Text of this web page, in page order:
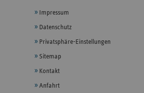
Impressum
Datenschutz
Privatsphäre-Einstellungen
Sitemap
Kontakt
Anfahrt